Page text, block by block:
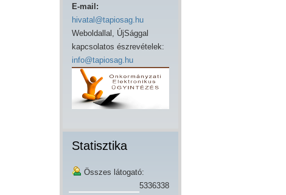
E-mail:
hivatal@tapiosag.hu
Weboldallal, ÚjSággal
kapcsolatos észrevételek:
info@tapiosag.hu
Statisztika
Összes látogató:
5336338